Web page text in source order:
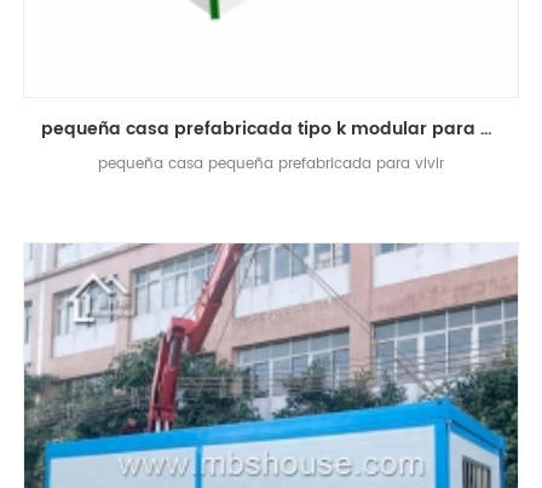
pequeña casa prefabricada tipo k modular para una vida conveniente
pequeña casa pequeña prefabricada para vivir